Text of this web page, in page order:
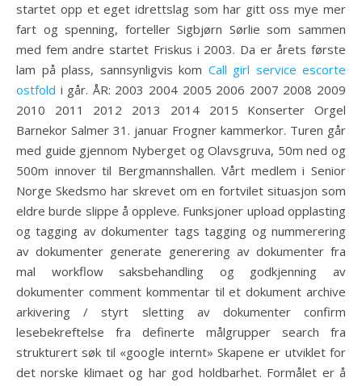
startet opp et eget idrettslag som har gitt oss mye mer
fart og spenning, forteller Sigbjørn Sørlie som sammen
med fem andre startet Friskus i 2003. Da er årets første
lam på plass, sannsynligvis kom Call girl service escorte
ostfold i går. ÅR: 2003 2004 2005 2006 2007 2008 2009
2010 2011 2012 2013 2014 2015 Konserter Orgel
Barnekor Salmer 31. januar Frogner kammerkor. Turen går
med guide gjennom Nyberget og Olavsgruva, 50m ned og
500m innover til Bergmannshallen. Vårt medlem i Senior
Norge Skedsmo har skrevet om en fortvilet situasjon som
eldre burde slippe å oppleve. Funksjoner upload opplasting
og tagging av dokumenter tags tagging og nummerering
av dokumenter generate generering av dokumenter fra
mal workflow saksbehandling og godkjenning av
dokumenter comment kommentar til et dokument archive
arkivering / styrt sletting av dokumenter confirm
lesebekreftelse fra definerte målgrupper search fra
strukturert søk til «google internt» Skapene er utviklet for
det norske klimaet og har god holdbarhet. Formålet er å